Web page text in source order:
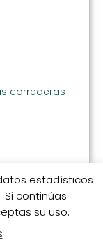
correderas
Categorías S.M. 1
6
estadísticos
Si continúas
su uso.